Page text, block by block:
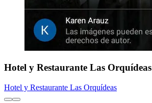
Hotel y Restaurante Las Orquídeas
Hotel y Restaurante Las Orquídeas